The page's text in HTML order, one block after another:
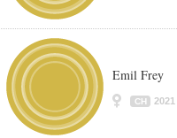
Emil Frey
CH 2021